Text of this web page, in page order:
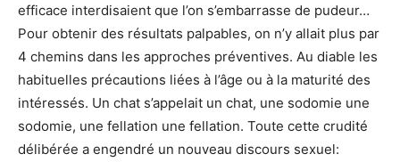
efficace interdisaient que l’on s’embarrasse de pudeur…
Pour obtenir des résultats palpables, on n’y allait plus par
4 chemins dans les approches préventives. Au diable les
habituelles précautions liées à l’âge ou à la maturité des
intéressés. Un chat s’appelait un chat, une sodomie une
sodomie, une fellation une fellation. Toute cette crudité
délibérée a engendré un nouveau discours sexuel: